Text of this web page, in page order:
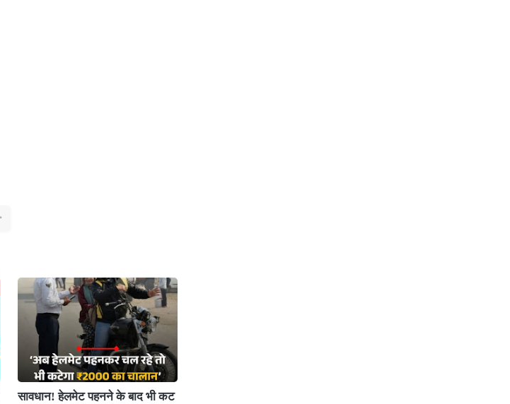
सावधान! हेलमेट पहनने के बाद भी कट